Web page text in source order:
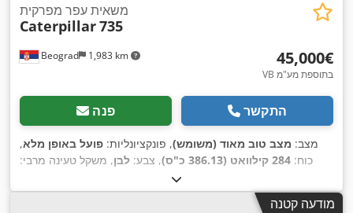
Beograd 1,983 km
משאית עפר מפרקית
Caterpillar735
‏45,000 ‏€
VB בתוספת מע"מ
פנה התקשר
מצב: מצב טוב מאוד (משומש), פונקציונליות: פועל באופן מלא,
כוח: 284 קילוואט (386.13 כ"ס) , צבע: לבן, משקל טעינה מרבי:
, שנת ייצור:
CAT00735JB1N00920,
מודעה קטנה